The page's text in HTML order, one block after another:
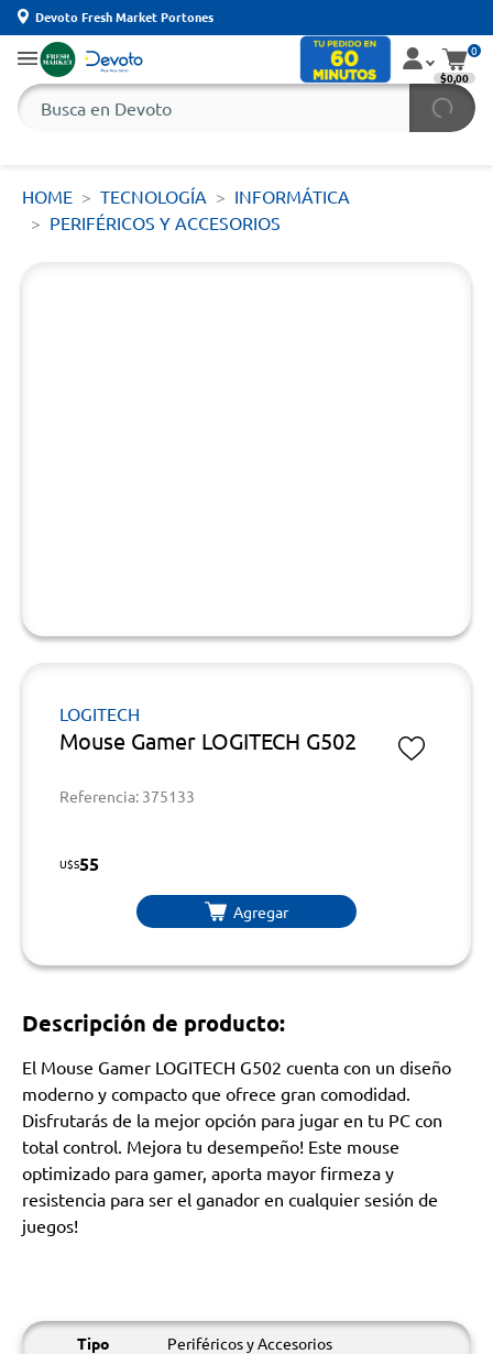
Devoto Fresh Market Portones
0
$0,00
HOME TECNOLOGÍA
INFORMÁTICA
PERIFÉRICOS Y ACCESORIOS
LOGITECH
Mouse Gamer LOGITECH G502
Referencia: 375133
U$S55
Agregar
Descripción de producto:
El Mouse Gamer LOGITECH G502 cuenta con un diseño
moderno y compacto que ofrece gran comodidad.
Disfrutarás de la mejor opción para jugar en tu PC con
total control. Mejora tu desempeño! Este mouse
optimizado para gamer, aporta mayor firmeza y
resistencia para ser el ganador en cualquier sesión de
juegos!
Tipo Periféricos y Accesorios